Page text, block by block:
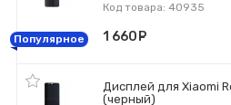
Код товара: 40935
Популярное 1 660
Дисплей для Xiaomi
(черный)